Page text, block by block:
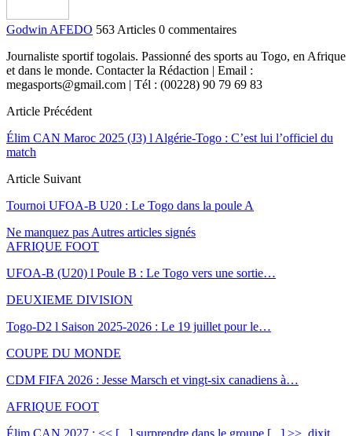
Godwin AFEDO 563 Articles 0 commentaires
Journaliste sportif togolais. Passionné des sports au Togo, en Afrique
et dans le monde. Contacter la Rédaction | Email :
megasports@gmail.com | Tél : (00228) 90 79 69 83
Article Précédent
Élim CAN Maroc 2025 (J3) l Algérie-Togo : C’est lui l’officiel du
match
Article Suivant
Tournoi UFOA-B U20 : Le Togo dans la poule A
Ne manquez pas Autres articles signés
AFRIQUE FOOT
UFOA-B (U20) l Poule B : Le Togo vers une sortie…
DEUXIEME DIVISION
Togo-D2 l Saison 2025-2026 : Le 19 juillet pour le…
COUPE DU MONDE
CDM FIFA 2026 : Jesse Marsch et vingt-six canadiens à…
AFRIQUE FOOT
Élim CAN 2027 : << [...] surprendre dans le groupe [...] >>, dixit